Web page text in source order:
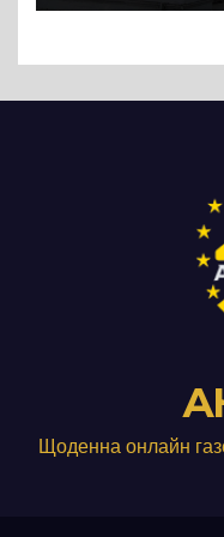
Щоденна онлайн